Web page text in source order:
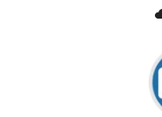
S
N
O